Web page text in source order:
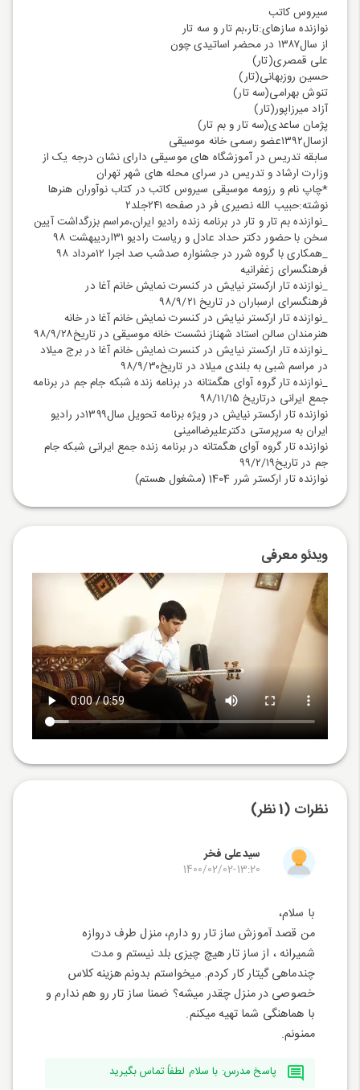
سیروس کاتب
نوازنده سازهای:تار،بم تار و سه تار
از سال۱۳۸۷ در محضر اساتیدی چون
علی قمصری(تار)
حسین روزبهانی(تار)
تنوش بهرامی(سه تار)
آزاد میرزاپور(تار)
پژمان ساعدی(سه تار و بم تار)
ازسال۱۳۹۲عضو رسمی خانه موسیقی
سابقه تدریس در آموزشگاه های موسیقی دارای نشان درجه یک از
وزارت ارشاد و تدریس در سرای محله های شهر تهران
*چاپ نام و رزومه موسیقی سیروس کاتب در کتاب نوآوران هنرها
نوشته:حبیب الله نصیری فر در صفحه ۲۴۱جلد۲
_نوازنده بم تار و تار در برنامه زنده رادیو ایران،مراسم بزرگداشت آیین
سخن با حضور دکتر حداد عادل و ریاست رادیو ۳۱اردیبهشت ۹۸
_همکاری با گروه شرر در جشنواره صدشب صد اجرا ۱۲مرداد ۹۸
فرهنگسرای زغفرانیه
_نوازنده تار ارکستر نیایش در کنسرت نمایش خانم آغا در
فرهنگسرای ارسباران در تاریخ ۹۸/۹/۲۱
_نوازنده تار ارکستر نیایش در کنسرت نمایش خانم آغا در خانه
هنرمندان سالن استاد شهناز نشست خانه موسیقی در تاریخ۹۸/۹/۲۸
_نوازنده تار ارکستر نیایش در کنسرت نمایش خانم آغا در برج میلاد
در مراسم شبی به بلندی میلاد در تاریخ۹۸/۹/۳۰
_نوازنده تار گروه آوای هگمتانه در برنامه زنده شبکه جام جم در برنامه
جمع ایرانی درتاریخ ۹۸/۱۱/۱۵
نوازنده تار ارکستر نیایش در ویژه برنامه تحویل سال۱۳۹۹در رادیو
ایران به سرپرستی دکترعلیرضاامینی
نوازنده تار گروه آوای هگمتانه در برنامه زنده جمع ایرانی شبکه جام
جم در تاریخ۹۹/۲/۱۹
نوازنده تار ارکستر شرر 1404 (مشغول هستم)
ویدئو معرفی
نظرات (1 نظر)
سید علی فخر
1400/02/02-13:20
با سلام،
من قصد آموزش ساز تار رو دارم، منزل طرف دروازه
شمیرانه ، از ساز تار هیچ چیزی بلد نیستم و مدت
چندماهی گیتار کار کردم. میخواستم بدونم هزینه کلاس
خصوصی در منزل چقدر میشه؟ ضمنا ساز تار رو هم ندارم و
با هماهنگی شما تهیه میکنم.
ممنونم.
پاسخ مدرس: با سلام لطفاً تماس بگیرید